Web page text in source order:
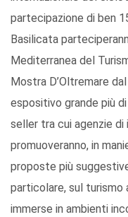
partecipazione di ben
Basilicata
Mediterranea del
Mostra D’Oltremare
espositivo grande più
seller tra cui agenzie
promuoveranno, in
proposte più
particolare, sul turismo
immerse in ambienti